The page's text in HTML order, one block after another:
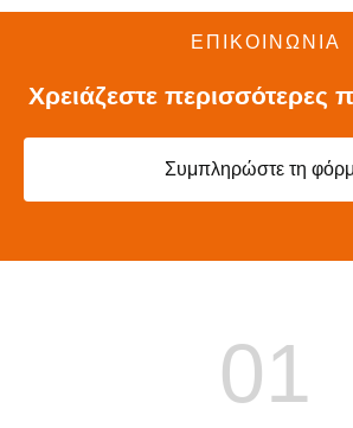
ΕΠΙΚΟΙΝΩΝΙΑ
Χρειάζεστε περισσότερες
Συμπληρώστε τη
01